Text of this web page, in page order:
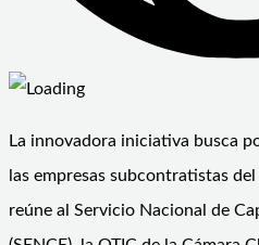
La innovadora iniciativa busca
las empresas subcontratistas
reúne al Servicio Nacional de